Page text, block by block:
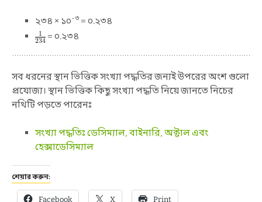
২৩৪ × ১০-৩ = ০.২৩৪
= ০.২৩৪
সব ধরনের স্থান ভিত্তিক সংখ্যা পদ্ধতির জন্যই উপরের অংশ গুলো
প্রযোজ্য। স্থান ভিত্তিক কিছু সংখ্যা পদ্ধতি নিয়ে জানতে নিচের
নথিটি পড়তে পারেনঃ
সংখ্যা পদ্ধতিঃ ডেসিম্যাল, বাইনারি, অক্টাল এবং
হেক্সাডেসিম্যাল
শেয়ার করুন:
Facebook X Print